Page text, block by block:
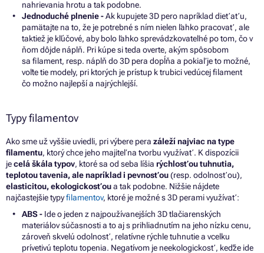
nahrievania hrotu a tak podobne.
Jednoduché plnenie -Ak kupujete 3D pero napríklad dieťaťu,
pamätajte na to, že je potrebné s ním nielen ľahko pracovať, ale
taktiež je kľúčové, aby bolo ľahko sprevádzkovateľné po tom, čo v
ňom dôjde náplň. Pri kúpe si teda overte, akým spôsobom
sa filament, resp. náplň do 3D pera dopĺňa a pokiaľ je to možné,
voľte tie modely, pri ktorých je prístup k trubici vedúcej filament
čo možno najlepší a najrýchlejší.
Typy filamentov
Ako sme už vyššie uviedli, pri výbere pera záleží najviac na type
filamentu, ktorý chce jeho majiteľ na tvorbu využívať. K dispozícii
jecelá škála typov, ktoré sa od seba líšia rýchlosťou tuhnutia,
teplotou tavenia, ale napríklad i pevnosťou(resp. odolnosťou),
elasticitou, ekologickosťoua tak podobne. Nižšie nájdete
najčastejšie typyfilamentov, ktoré je možné s 3D perami využívať:
ABS - Ide o jeden z najpoužívanejších 3D tlačiarenských
materiálov súčasnosti a to aj s prihliadnutím na jeho nízku cenu,
zároveň skvelú odolnosť, relatívne rýchle tuhnutie a vcelku
prívetivú teplotu topenia. Negatívom je neekologickosť, keďže ide